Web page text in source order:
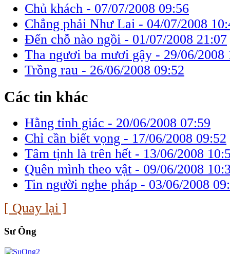
Chủ khách - 07/07/2008 09:56
Chẳng phải Như Lai - 04/07/2008
Đến chỗ nào ngồi - 01/07/2008 21:07
Tha ngươi ba mươi gậy - 29/06/2008
Trồng rau - 26/06/2008 09:52
Các tin khác
Hằng tỉnh giác - 20/06/2008 07:59
Chỉ cần biết vọng - 17/06/2008 09:52
Tâm tịnh là trên hết - 13/06/2008
Quên mình theo vật - 09/06/2008
Tin người nghe pháp - 03/06/2008
[ Quay lại ]
Sư Ông